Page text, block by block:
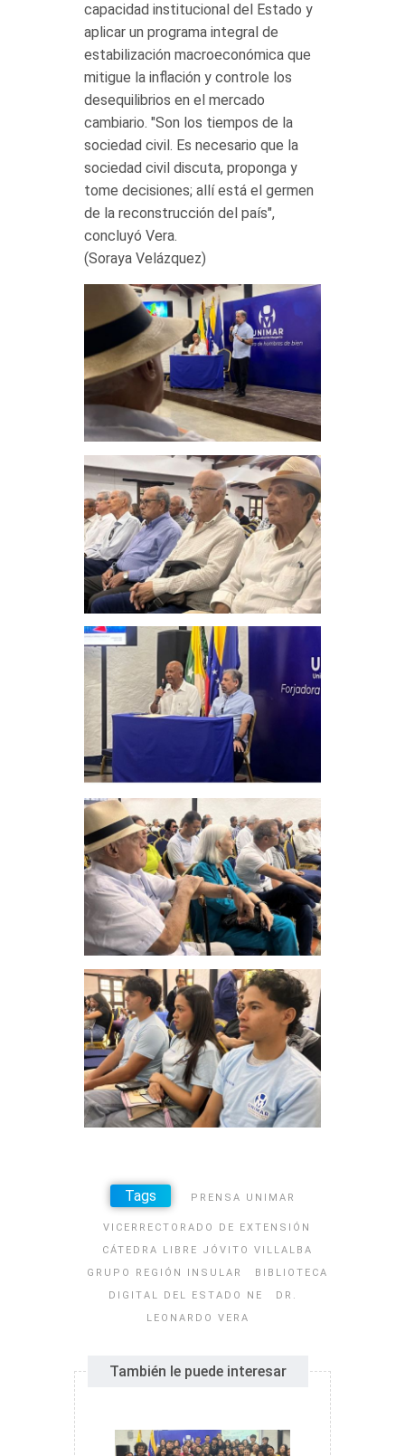
capacidad institucional del Estado y
aplicar un programa integral de
estabilización macroeconómica que
mitigue la inflación y controle los
desequilibrios en el mercado
cambiario. "Son los tiempos de la
sociedad civil. Es necesario que la
sociedad civil discuta, proponga y
tome decisiones; allí está el germen
de la reconstrucción del país",
concluyó Vera.
(Soraya Velázquez)
Tags PRENSA UNIMAR
VICERRECTORADO DE EXTENSIÓN
CÁTEDRA LIBRE JÓVITO VILLALBA
GRUPO REGIÓN INSULAR
BIBLIOTECA
DIGITAL DEL ESTADO NE
DR.
LEONARDO VERA
También le puede interesar